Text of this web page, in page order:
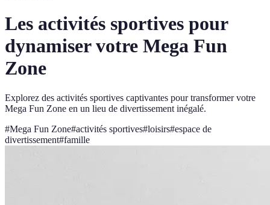
Les activités sportives pour
dynamiser votre Mega Fun
Zone
Explorez des activités sportives captivantes pour transformer votre
Mega Fun Zone en un lieu de divertissement inégalé.
#Mega Fun Zone#activités sportives#loisirs#espace de
divertissement#famille